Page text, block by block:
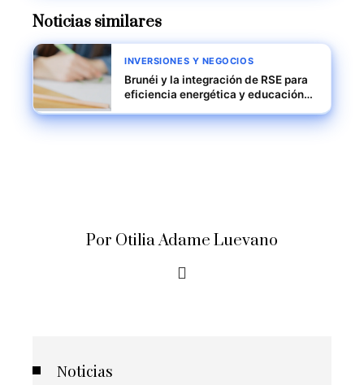
Noticias similares
INVERSIONES Y NEGOCIOS
Brunéi y la integración de RSE para
eficiencia energética y educación
Por Otilia Adame Luevano
Noticias